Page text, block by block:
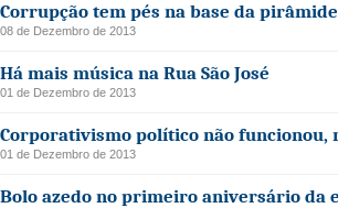
Corrupção tem pés na base da pirâmide
08 de Dezembro de 2013
Há mais música na Rua São José
01 de Dezembro de 2013
Corporativismo político não funcionou,
01 de Dezembro de 2013
Bolo azedo no primeiro aniversário da